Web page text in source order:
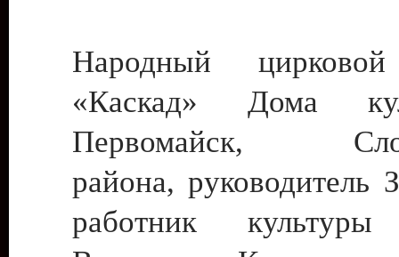
Народный цирковой
«Каскад» Дома
Первомайск,
района, руководитель
работник культуры